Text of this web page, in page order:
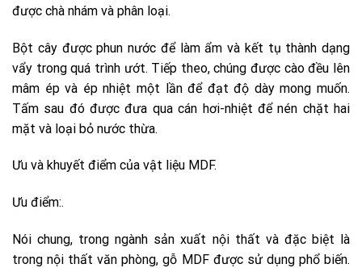
được chà nhám và phân loại.
Bột cây được phun nước để làm ẩm và kết tụ thành dạng
vẩy trong quá trình ướt. Tiếp theo, chúng được cào đều lên
mâm ép và ép nhiệt một lần để đạt độ dày mong muốn.
Tấm sau đó được đưa qua cán hơi-nhiệt để nén chặt hai
mặt và loại bỏ nước thừa.
Ưu và khuyết điểm của vật liệu MDF.
Ưu điểm:.
Nói chung, trong ngành sản xuất nội thất và đặc biệt là
trong nội thất văn phòng, gỗ MDF được sử dụng phổ biến.